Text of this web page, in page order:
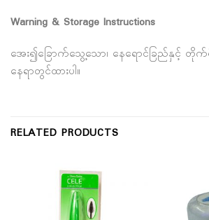
Warning & Storage Instructions
အေး၍ခြောက်သွေ့သော၊ နေရောင်ခြည်နှင့်
နေရာတွင်ထားပါ။
RELATED PRODUCTS